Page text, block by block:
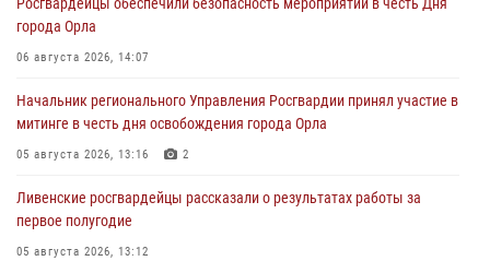
города Орла
06 августа 2026, 14:07
Начальник регионального Управления Росгвардии принял участие в
митинге в честь дня освобождения города Орла
05 августа 2026, 13:16 2
Ливенские росгвардейцы рассказали о результатах работы за
первое полугодие
05 августа 2026, 13:12